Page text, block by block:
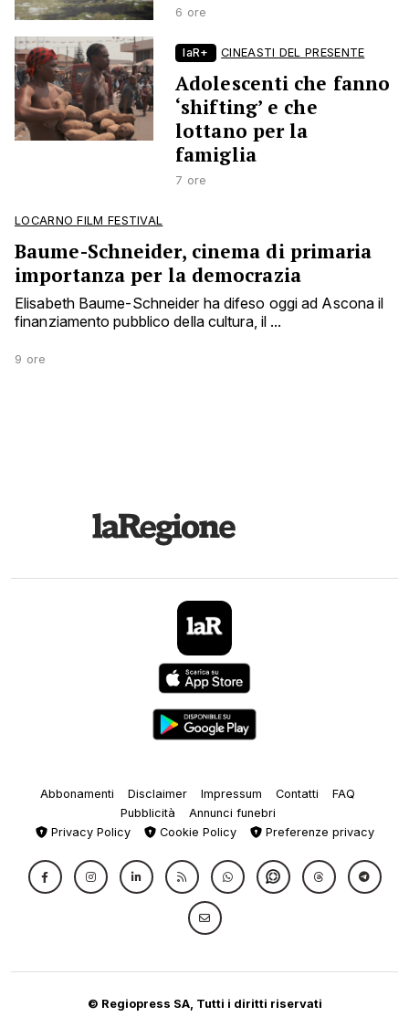
6 ore
laR+ CINEASTI DEL PRESENTE
Adolescenti che fanno
‘shifting’ e che
lottano per la
famiglia
7 ore
LOCARNO FILM FESTIVAL
Baume-Schneider, cinema di primaria
importanza per la democrazia
Elisabeth Baume-Schneider ha difeso oggi ad Ascona il
finanziamento pubblico della cultura, il ...
9 ore
Abbonamenti Disclaimer Impressum Contatti
FAQ
Pubblicità
Annunci funebri
Privacy Policy
Cookie Policy Preferenze privacy
© Regiopress SA, Tutti i diritti riservati